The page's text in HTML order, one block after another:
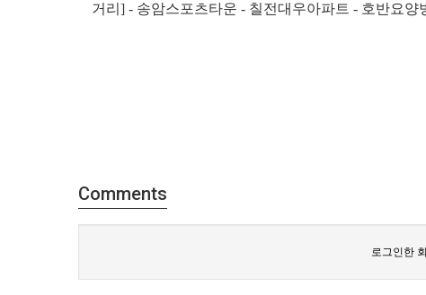
거리] - 송암스포츠타운 - 칠전대우아파트 - 호반요양
Comments
로그인한